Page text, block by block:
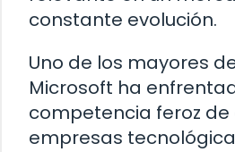
constante evolución.
Uno de los mayores
Microsoft ha
competencia feroz de
empresas